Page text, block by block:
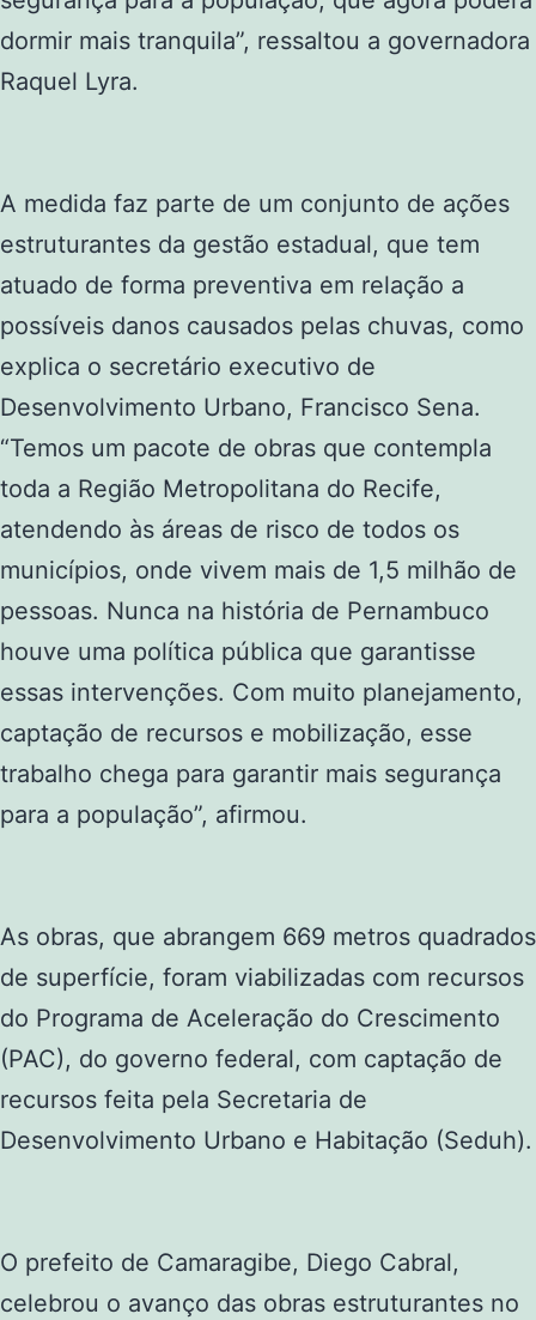
dormir mais tranquila”, ressaltou a governadora
Raquel Lyra.
A medida faz parte de um conjunto de ações
estruturantes da gestão estadual, que tem
atuado de forma preventiva em relação a
possíveis danos causados pelas chuvas, como
explica o secretário executivo de
Desenvolvimento Urbano, Francisco Sena.
“Temos um pacote de obras que contempla
toda a Região Metropolitana do Recife,
atendendo às áreas de risco de todos os
municípios, onde vivem mais de 1,5 milhão de
pessoas. Nunca na história de Pernambuco
houve uma política pública que garantisse
essas intervenções. Com muito planejamento,
captação de recursos e mobilização, esse
trabalho chega para garantir mais segurança
para a população”, afirmou.
As obras, que abrangem 669 metros quadrados
de superfície, foram viabilizadas com recursos
do Programa de Aceleração do Crescimento
(PAC), do governo federal, com captação de
recursos feita pela Secretaria de
Desenvolvimento Urbano e Habitação (Seduh).
O prefeito de Camaragibe, Diego Cabral,
celebrou o avanço das obras estruturantes no